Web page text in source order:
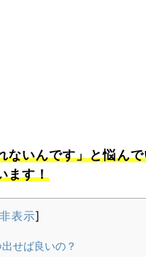
ないんです」と悩ん
ます！
非表示]
せば良いの？